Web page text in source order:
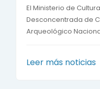
El Ministerio de
Desconcentrada de
Arqueológico
Leer más noticias